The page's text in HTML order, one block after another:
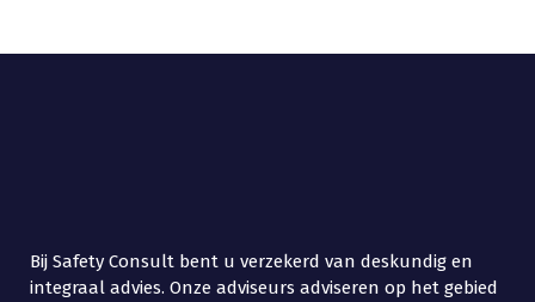
Bij Safety Consult bent u verzekerd van deskundig en
integraal advies. Onze adviseurs adviseren op het gebied